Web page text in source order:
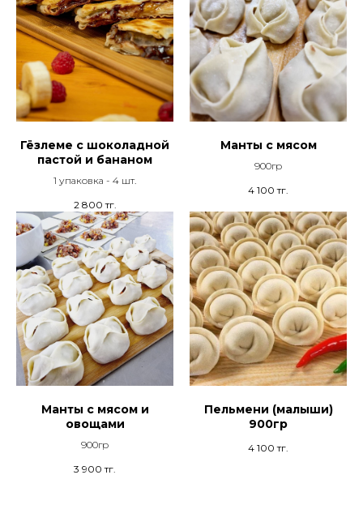
Гёзлеме с шоколадной
пастой и бананом
1 упаковка - 4 шт.
2 800 тг.
Манты с мясом
900гр
4 100 тг.
Манты с мясом и
овощами
900гр
3 900 тг.
Пельмени (малыши)
900гр
4 100 тг.